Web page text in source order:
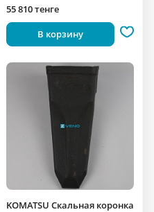
55 810 тенге
В корзину
KOMATSU Скальная коронка